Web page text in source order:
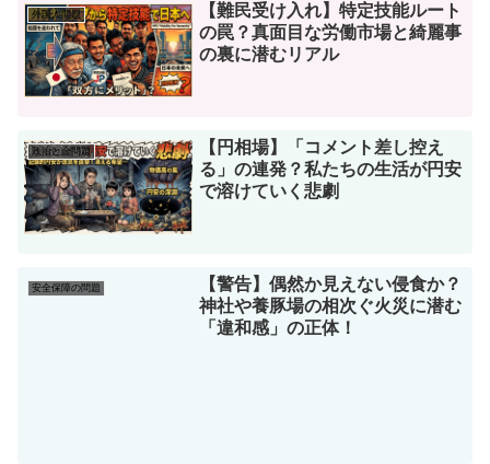
外国人問題
【難民受け入れ】特定技能ルート
の罠？真面目な労働市場と綺麗事
の裏に潜むリアル
政治と金問題
【円相場】「コメント差し控え
る」の連発？私たちの生活が円安
で溶けていく悲劇
安全保障の問題
【警告】偶然か見えない侵食か？
神社や養豚場の相次ぐ火災に潜む
「違和感」の正体！